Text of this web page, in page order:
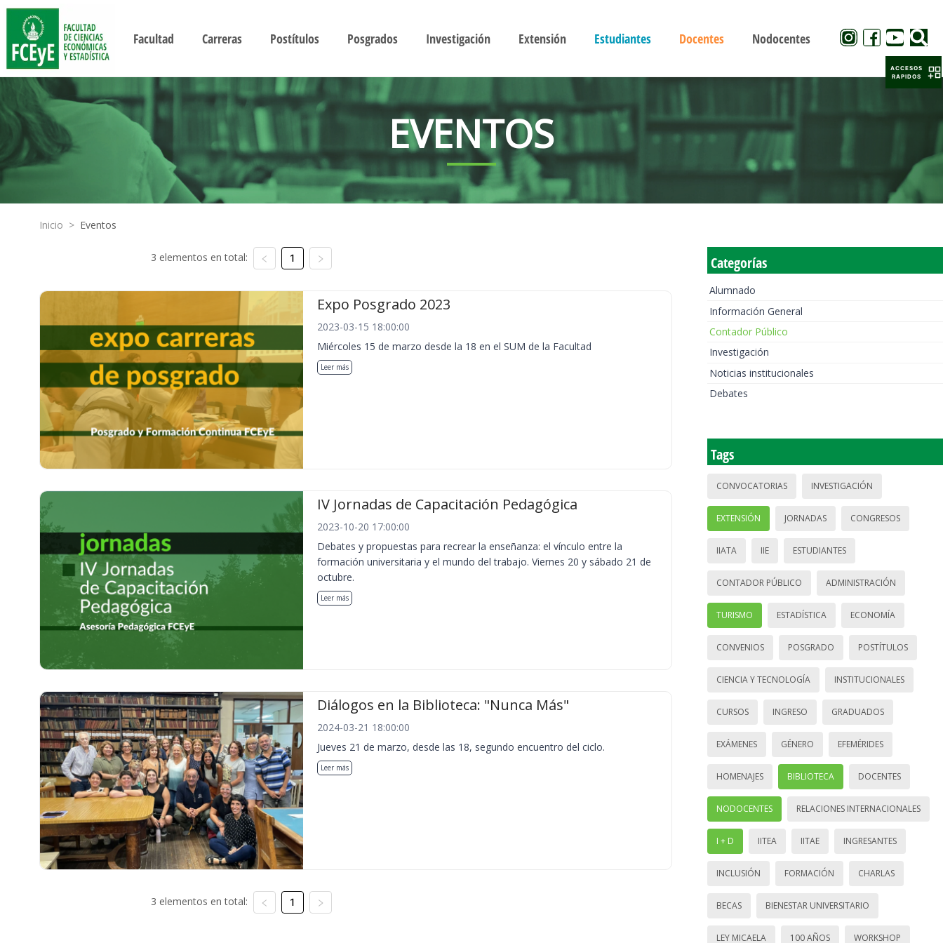
Facultad Carreras Postítulos Posgrados Investigación Extensión Estudiantes Docentes Nodocentes
EVENTOS
Inicio > Eventos
3 elementos en total: 1
Expo Posgrado 2023
2023-03-15 18:00:00
Miércoles 15 de marzo desde la 18 en el SUM de la Facultad
Leer más
IV Jornadas de Capacitación Pedagógica
2023-10-20 17:00:00
Debates y propuestas para recrear la enseñanza: el vínculo entre la
formación universitaria y el mundo del trabajo. Viernes 20 y sábado 21 de
octubre.
Leer más
Diálogos en la Biblioteca: "Nunca Más"
2024-03-21 18:00:00
Jueves 21 de marzo, desde las 18, segundo encuentro del ciclo.
Leer más
3 elementos en total: 1
Categorías
Alumnado
Información General
Contador Público
Investigación
Noticias institucionales
Debates
Tags
CONVOCATORIAS INVESTIGACIÓN
EXTENSIÓN JORNADAS CONGRESOS
IIATA IIE ESTUDIANTES
CONTADOR PÚBLICO ADMINISTRACIÓN
TURISMO ESTADÍSTICA ECONOMÍA
CONVENIOS POSGRADO POSTÍTULOS
CIENCIA Y TECNOLOGÍA INSTITUCIONALES
CURSOS INGRESO GRADUADOS
EXÁMENES GÉNERO EFEMÉRIDES
HOMENAJES BIBLIOTECA DOCENTES
NODOCENTES RELACIONES INTERNACIONALES
I + D IITEA IITAE INGRESANTES
INCLUSIÓN FORMACIÓN CHARLAS
BECAS BIENESTAR UNIVERSITARIO
LEY MICAELA 100 AÑOS WORKSHOP
ACCESOS
RAPIDOS